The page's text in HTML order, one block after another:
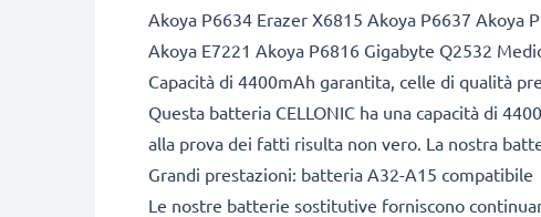
Akoya P6634 Erazer X6815 Akoya P6637 Akoya
Akoya E7221 Akoya P6816 Gigabyte Q2532
Capacità di 4400mAh garantita, celle di qualità
Questa batteria CELLONIC ha una capacità di
alla prova dei fatti risulta non vero. La nostra
Grandi prestazioni: batteria A32-A15 compatibile
Le nostre batterie sostitutive forniscono